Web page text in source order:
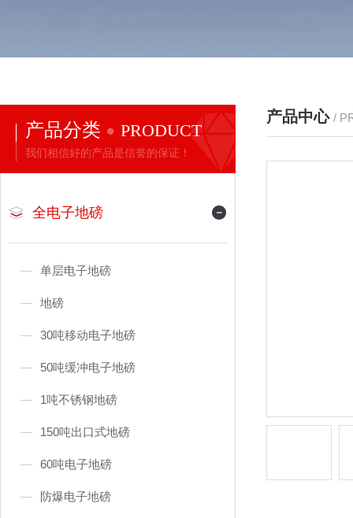
产品分类 PRODUCT
我们相信好的产品是信誉的保证！
全电子地磅
单层电子地磅
地磅
30吨移动电子地磅
50吨缓冲电子地磅
1吨不锈钢地磅
150吨出口式地磅
60吨电子地磅
防爆电子地磅
产品中心 /